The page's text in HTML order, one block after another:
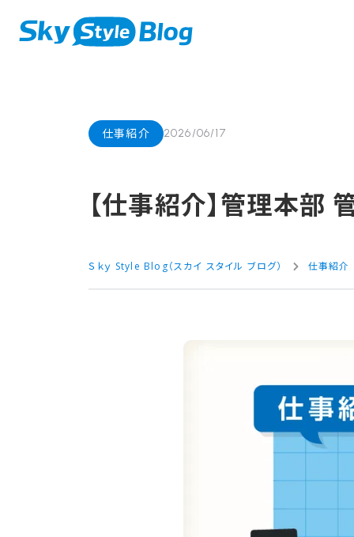
仕事紹介 2026/06/17
【仕事紹介】管理本部​
Ｓｋｙ Style Blog（スカイ スタイル ブログ） 仕事紹介